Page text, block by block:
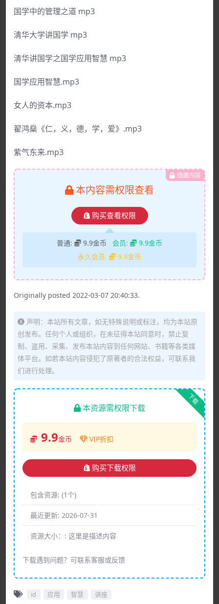
国学中的管理之道 mp3
清华大学讲国学 mp3
清华讲国学之国学应用智慧 mp3
国学应用智慧.mp3
女人的资本.mp3
翟鸿燊《仁，义，德，学，爱》.mp3
紫气东来.mp3
隐藏内容
本内容需权限查看
购买查看权限
普通: 9.9金币 会员:
9.9金币
永久会员:
9.9金币
Originally posted 2022-03-07 20:40:33.
声明：本站所有文章，如无特殊说明或标注，均为本站原
创发布。任何个人或组织，在未征得本站同意时，禁止复
制、盗用、采集、发布本站内容到任何网站、书籍等各类媒
体平台。如若本站内容侵犯了原著者的合法权益，可联系我
们进行处理。
下载
本资源需权限下载
9.9金币 VIP折扣
购买下载权限
包含资源: (1个)
最近更新: 2026-07-31
资源大小：: 这里是描述内容
下载遇到问题？可联系客服或反馈
id 应用 智慧 讲座